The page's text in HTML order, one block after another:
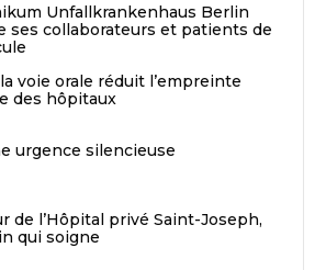
Unfallkrankenhaus Berlin
ses collaborateurs et patients de
voie orale réduit l’empreinte
des hôpitaux
urgence silencieuse
de l’Hôpital privé Saint-Joseph,
qui soigne